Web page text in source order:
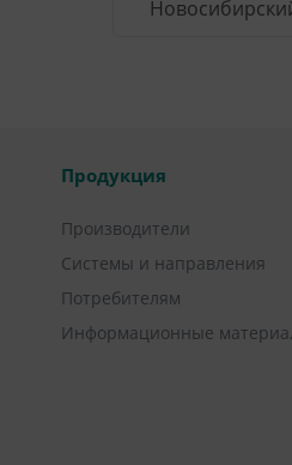
Продукция
Производители
Системы и направления
Потребителям
Информационные